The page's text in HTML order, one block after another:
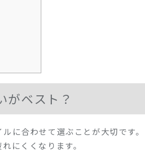
がベスト？
に合わせて選ぶことが大切です。
にくくなります。